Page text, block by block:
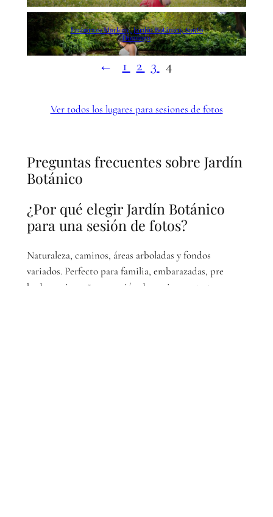
Embarazo Marleny, Jardín Botánico, Santo
Domingo
← 1 2 3 4
Ver todos los lugares para sesiones de fotos
Preguntas frecuentes sobre Jardín
Botánico
¿Por qué elegir Jardín Botánico
para una sesión de fotos?
Naturaleza, caminos, áreas arboladas y fondos
variados. Perfecto para familia, embarazadas, pre
bodas, quinceañeras, sesión de novios y retratos.